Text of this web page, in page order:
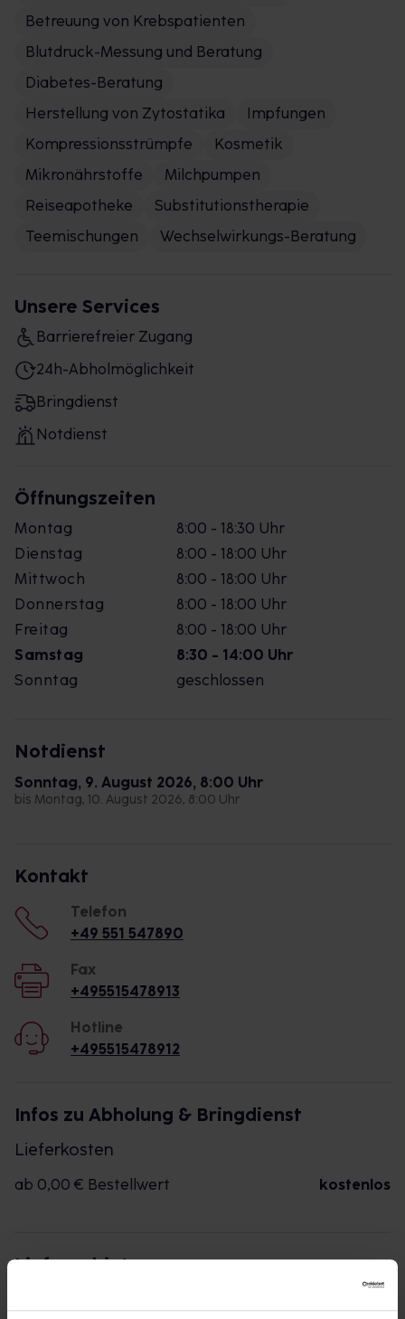
Betreuung von Krebspatienten
Blutdruck-Messung und Beratung
Diabetes-Beratung
Herstellung von Zytostatika
Impfungen
Kompressionsstrümpfe
Kosmetik
Mikronährstoffe
Milchpumpen
Reiseapotheke
Substitutionstherapie
Teemischungen
Wechselwirkungs-Beratung
Unsere Services
Barrierefreier Zugang
24h-Abholmöglichkeit
Bringdienst
Notdienst
Öffnungszeiten
Montag
8:00 - 18:30 Uhr
Dienstag
8:00 - 18:00 Uhr
Mittwoch
8:00 - 18:00 Uhr
Donnerstag
8:00 - 18:00 Uhr
Freitag
8:00 - 18:00 Uhr
Samstag
8:30 - 14:00 Uhr
Sonntag
geschlossen
Notdienst
Sonntag, 9. August 2026, 8:00 Uhr
bis Montag, 10. August 2026, 8:00 Uhr
Kontakt
Telefon
+49 551 547890
Fax
+495515478913
Hotline
+495515478912
Infos zu Abholung & Bringdienst
Lieferkosten
ab 0,00 € Bestellwert kostenlos
Liefergebiet
Apotheke beliefert: